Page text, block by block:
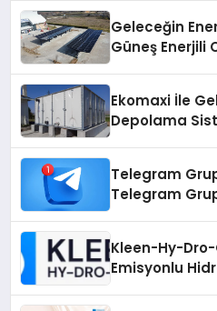
Geleceğin
Güneş Enerjili
Ekomaxi İle
Depolama
Telegram
Telegram
Kleen-Hy-Dro-
Emisyonlu